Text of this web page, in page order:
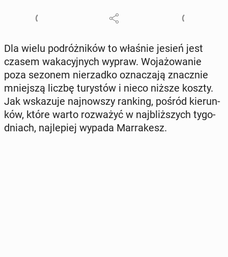
Dla wielu po­dróż­ni­ków to właśnie jesień jest
czasem wa­ka­cyj­nych wypraw. Wo­ja­żo­wa­nie
poza sezonem nie­rzad­ko ozna­cza­ją znacz­nie
mniej­szą liczbę tu­ry­stów i nieco niższe koszty.
Jak wska­zu­je naj­now­szy ranking, pośród kie­run­
ków, które warto roz­wa­żyć w naj­bliż­szych ty­go­
dniach, naj­le­piej wypada Mar­ra­kesz.